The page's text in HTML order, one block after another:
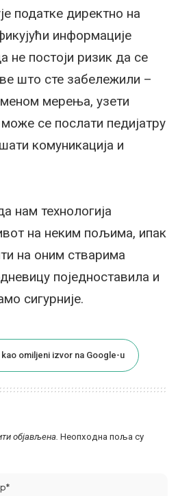
податке директно на
информације
не постоји ризик да се
што сте забележили –
мерења, узети
се послати педијатру
комуникација и
нам технологија
на неким пољима, ипак
на оним стварима
поједноставила и
сигурније.
omiljeni izvor na Google-u
објављена. Неопходна поља су